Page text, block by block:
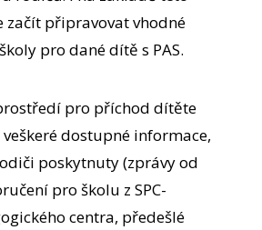
začít připravovat vhodné
pro dané dítě s PAS.
pro příchod dítěte
veškeré dostupné informace,
poskytnuty (zprávy od
pro školu z SPC-
centra, předešlé